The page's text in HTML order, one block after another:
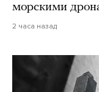
морскими
2 часа назад